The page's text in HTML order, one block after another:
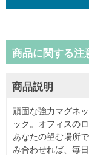
商品説明
頑固な強力マグネ
ック。オフィスの
あなたの望む場所
み合わせれば、毎
商品に関する注